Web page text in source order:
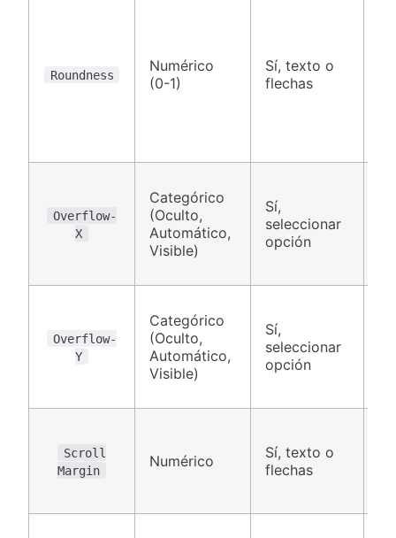
Roundness
Numérico
(0-1)
Sí, texto o
flechas
Overflow-
X
Categórico
(Oculto,
Automático,
Visible)
Sí,
seleccionar
opción
Overflow-
Y
Categórico
(Oculto,
Automático,
Visible)
Sí,
seleccionar
opción
Scroll
Margin
Numérico
Sí, texto o
flechas